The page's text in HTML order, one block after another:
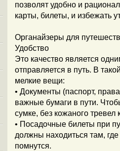
позволят удобно и
карты, билеты, и избежать
Органайзеры для
Удобство
Это качество является
отправляется в путь. В
мелкие вещи:
• Документы (паспорт,
важные бумаги в пути.
сумке, без кожаного тревел
• Посадочные билеты при
должны находиться там,
помнутся.